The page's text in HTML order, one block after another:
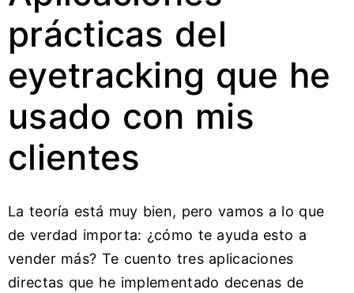
prácticas del
eyetracking que he
usado con mis
clientes
La teoría está muy bien, pero vamos a lo que
de verdad importa: ¿cómo te ayuda esto a
vender más? Te cuento tres aplicaciones
directas que he implementado decenas de